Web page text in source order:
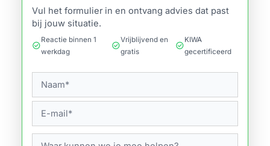
Vul het formulier in en ontvang advies dat past
bij jouw situatie.
check_circle
Reactie binnen 1
werkdag
check_circle
Vrijblijvend en
gratis
check_circle
KIWA
gecertificeerd